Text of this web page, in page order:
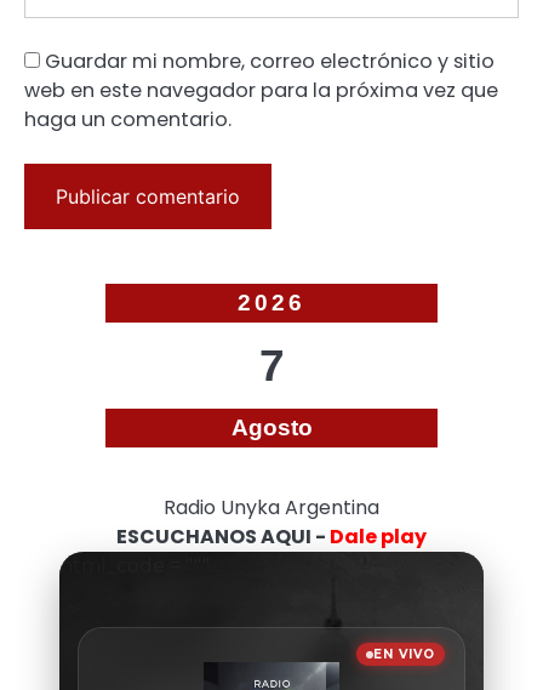
Guardar mi nombre, correo electrónico y sitio
web en este navegador para la próxima vez que
haga un comentario.
2026
7
Agosto
Radio Unyka Argentina
ESCUCHANOS AQUI - Dale play